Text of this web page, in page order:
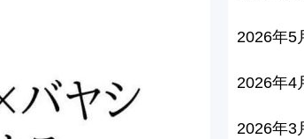
2026年5
2026年4
2026年3